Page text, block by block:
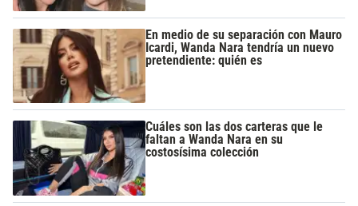
En medio de su separación con Mauro
Icardi, Wanda Nara tendría un nuevo
pretendiente: quién es
Cuáles son las dos carteras que le
faltan a Wanda Nara en su
costosísima colección